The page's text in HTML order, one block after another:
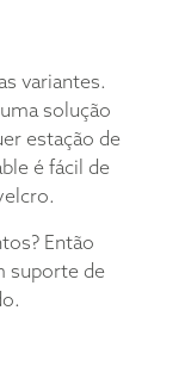
variantes.
solução
estação de
é fácil de
Então
suporte de